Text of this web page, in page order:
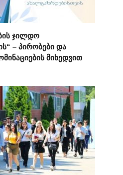
ჯილდო
– პირობები და
მიხედვით